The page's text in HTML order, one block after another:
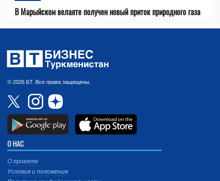
В Марыйском велаяте получен новый приток природного газа
© 2026 БТ. Все права защищены.
О НАС
О проекте
Условия и положения